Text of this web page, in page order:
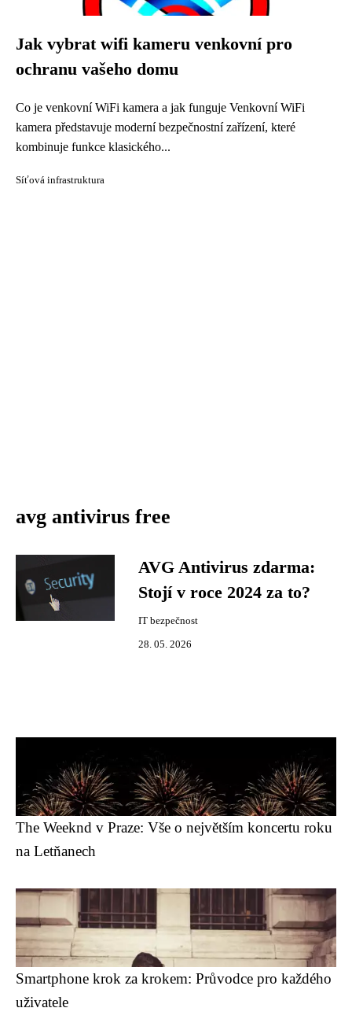
Jak vybrat wifi kameru venkovní pro
ochranu vašeho domu
Co je venkovní WiFi kamera a jak funguje Venkovní WiFi
kamera představuje moderní bezpečnostní zařízení, které
kombinuje funkce klasického...
Síťová infrastruktura
avg antivirus free
AVG Antivirus zdarma:
Stojí v roce 2024 za to?
IT bezpečnost
28. 05. 2026
The Weeknd v Praze: Vše o největším koncertu roku
na Letňanech
Smartphone krok za krokem: Průvodce pro každého
uživatele